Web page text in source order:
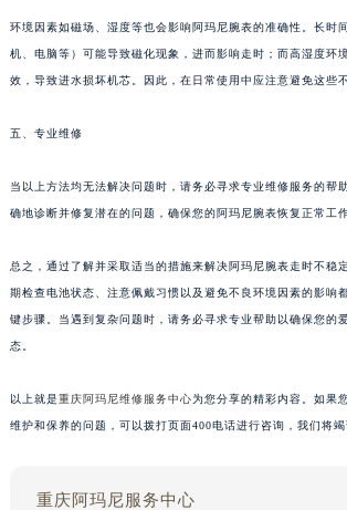
环境因素如磁场、湿度等也会影响阿玛尼腕表的准确性。长时
机、电脑等）可能导致磁化现象，进而影响走时；而高湿度环
效，导致进水损坏机芯。因此，在日常使用中应注意避免这些
五、专业维修
当以上方法均无法解决问题时，请务必寻求专业维修服务的帮
确地诊断并修复潜在的问题，确保您的阿玛尼腕表恢复正常工
总之，通过了解并采取适当的措施来解决阿玛尼腕表走时不稳
期检查电池状态、注意佩戴习惯以及避免不良环境因素的影响
键步骤。当遇到复杂问题时，请务必寻求专业帮助以确保您的
态。
以上就是重庆阿玛尼维修服务中心为您分享的精彩内容。如果
维护和保养的问题，可以拨打页面400电话进行咨询，我们将竭
重庆阿玛尼服务中心